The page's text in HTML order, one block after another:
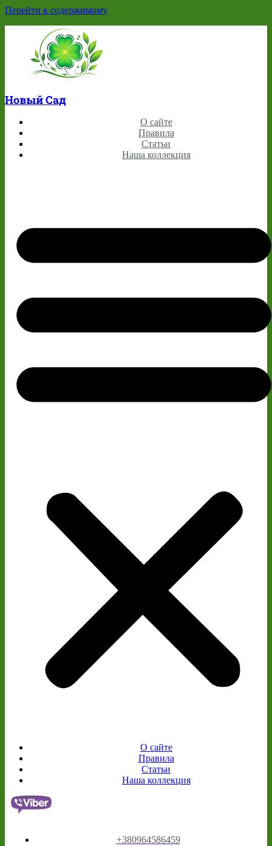
Перейти к содержимому
Новый Сад
О сайте
Правила
Статьи
Наша коллекция
О сайте
Правила
Статьи
Наша коллекция
+380964586459